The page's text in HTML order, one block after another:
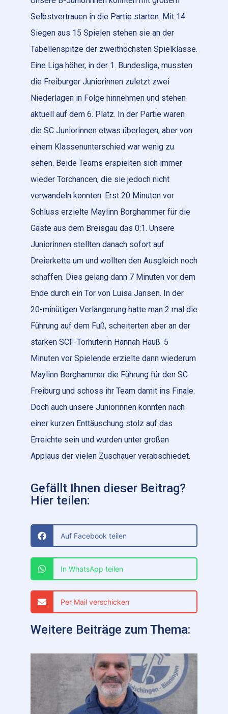
Selbstvertrauen in die Partie starten. Mit 14
Siegen aus 15 Spielen stehen sie an der
Tabellenspitze der zweithöchsten Spielklasse.
Eine Liga höher, in der 1. Bundesliga, mussten
die Freiburger Juniorinnen zuletzt zwei
Niederlagen in Folge hinnehmen und stehen
aktuell auf dem 6. Platz. In der Partie waren
die SC Juniorinnen etwas überlegen, aber von
einem Klassenunterschied war wenig zu
sehen. Beide Teams erspielten sich immer
wieder Torchancen, die sie jedoch nicht
verwandeln konnten. Erst 20 Minuten vor
Schluss erzielte Maylinn Borghammer für die
Gäste aus dem Breisgau das 0:1. Unsere
Juniorinnen stellten danach sofort auf
Dreierkette um und wollten den Ausgleich noch
schaffen. Dies gelang dann 7 Minuten vor dem
Ende durch ein Tor von Luisa Jansen. In der
20-minütigen Verlängerung hatte man 2 mal die
Führung auf dem Fuß, scheiterten aber an der
starken SCF-Torhüterin Hannah Hauß. 5
Minuten vor Spielende erzielte dann wiederum
Maylinn Borghammer die Führung für den SC
Freiburg und schoss ihr Team damit ins Finale.
Doch auch unsere Juniorinnen konnten nach
einer kurzen Enttäuschung stolz auf das
Erreichte sein und wurden unter großen
Applaus der vielen Zuschauer verabschiedet.
Gefällt Ihnen dieser Beitrag?
Hier teilen:
Auf Facebook teilen
In WhatsApp teilen
Per Mail verschicken
Weitere Beiträge zum Thema: